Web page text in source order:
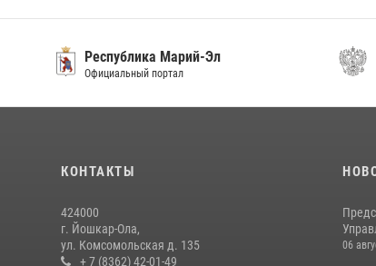
Республика Марий-Эл
Официальный портал
КОНТАКТЫ
424000
г. Йошкар-Ола,
ул. Комсомольская д. 135
+ 7 (8362) 42-01-49
06